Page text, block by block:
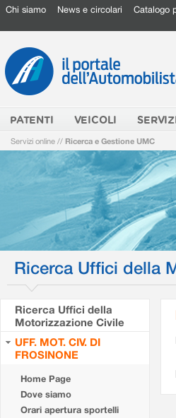
Chi siamo News e circolari Catalogo
PATENTI VEICOLI
Servizi online // Ricerca e Gestione UMC
Ricerca Uffici della
Ricerca Uffici della
Motorizzazione Civile
UFF. MOT. CIV. DI
FROSINONE
Home Page
Dove siamo
Orari apertura sportelli